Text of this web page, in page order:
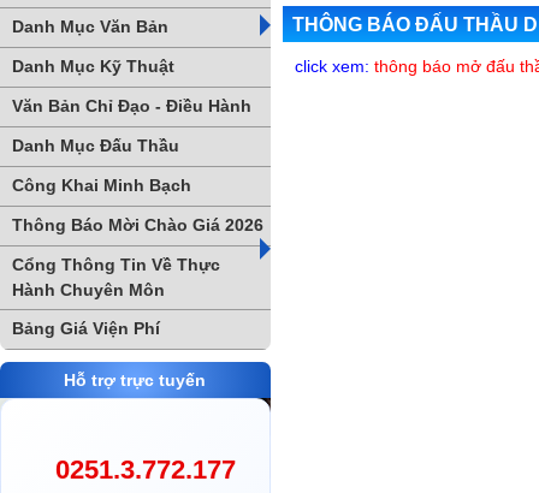
THÔNG BÁO ĐẤU THẦU
click xem: thông báo mở đấu
Danh Mục Văn Bản
Danh Mục Kỹ Thuật
Văn Bản Chỉ Đạo - Điều Hành
Danh Mục Đấu Thầu
Công Khai Minh Bạch
Thông Báo Mời Chào Giá 2026
Cổng Thông Tin Về Thực
Hành Chuyên Môn
Bảng Giá Viện Phí
Hỗ trợ trực tuyến
0251.3.772.177